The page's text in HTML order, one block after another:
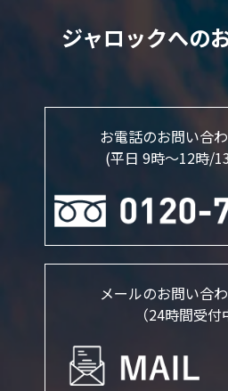
ジャロックへの
お電話のお問い合
(平日 9時～12時/
メールのお問い合
（24時間受付